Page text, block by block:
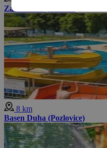
Zamek Nový Světlov
8 km
Basen Duha (Pozlovice)